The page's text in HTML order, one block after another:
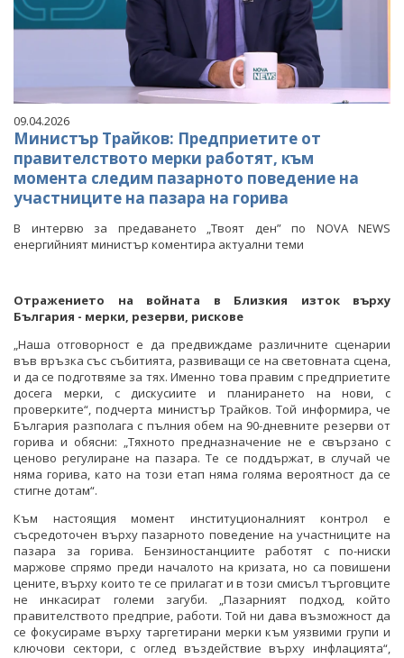
09.04.2026
Министър Трайков: Предприетите от
правителството мерки работят, към
момента следим пазарното поведение на
участниците на пазара на горива
В интервю за предаването „Твоят ден” по NOVA NEWS
енергийният министър коментира актуални теми
Отражението на войната в Близкия изток върху
България - мерки, резерви, рискове
„Наша отговорност е да предвиждаме различните сценарии
във връзка със събитията, развиващи се на световната сцена,
и да се подготвяме за тях. Именно това правим с предприетите
досега мерки, с дискусиите и планирането на нови, с
проверките“, подчерта министър Трайков. Той информира, че
България разполага с пълния обем на 90-дневните резерви от
горива и обясни: „Тяхното предназначение не е свързано с
ценово регулиране на пазара. Те се поддържат, в случай че
няма горива, като на този етап няма голяма вероятност да се
стигне дотам“.
Към настоящия момент институционалният контрол е
съсредоточен върху пазарното поведение на участниците на
пазара за горива. Бензиностанциите работят с по-ниски
маржове спрямо преди началото на кризата, но са повишени
цените, върху които те се прилагат и в този смисъл търговците
не инкасират големи загуби. „Пазарният подход, който
правителството предприе, работи. Той ни дава възможност да
се фокусираме върху таргетирани мерки към уязвими групи и
ключови сектори, с оглед въздействие върху инфлацията“,